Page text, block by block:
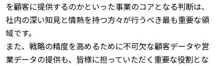
を顧客に提供するのかといった事業のコアとなる判断は、
社内の深い知見と情熱を持つ方々が行うべき最も重要な領
域です。
また、戦略の精度を高めるために不可欠な顧客データや営
業データの提供も、皆様に担っていただく重要な役割とな